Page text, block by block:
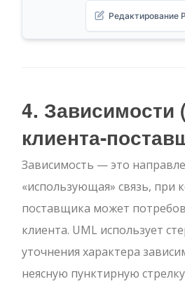
Редактирование
4. Зависимости
клиента-
Зависимость — это
«использующая» связь, при
поставщика может
клиента. UML использует
уточнения характера
неясную пунктирную